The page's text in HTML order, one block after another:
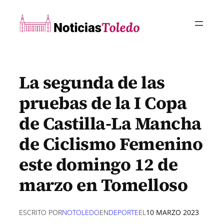
contenido
La segunda de las
pruebas de la I Copa
de Castilla-La Mancha
de Ciclismo Femenino
este domingo 12 de
marzo en Tomelloso
ESCRITO PORNOTOLEDOENDEPORTEEL10 MARZO 2023